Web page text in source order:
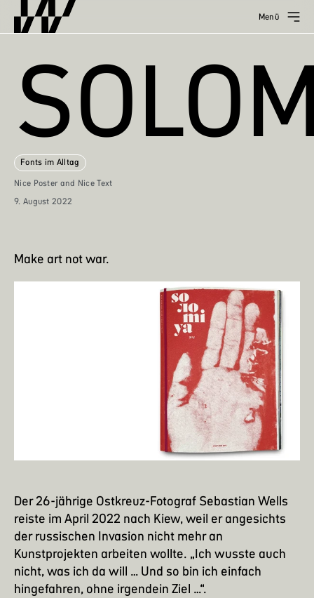
Menü
Fonts im Alltag
Nice Poster and Nice Text
9. August 2022
Make art not war.
Der 26-jährige Ostkreuz-Fotograf Sebastian Wells
reiste im April 2022 nach Kiew, weil er angesichts
der russischen Invasion nicht mehr an
Kunstprojekten arbeiten wollte. „Ich wusste auch
nicht, was ich da will … Und so bin ich einfach
hingefahren, ohne irgendein Ziel …“.